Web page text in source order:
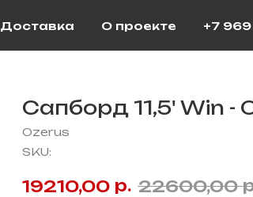
Доставка О проекте +7
Сапборд 11,5' Win -
Ozerus
SKU:
19210,00 р. 22600,00